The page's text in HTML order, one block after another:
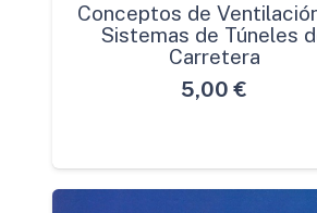
Conceptos de
Sistemas de Túneles
Carretera
5,00 €